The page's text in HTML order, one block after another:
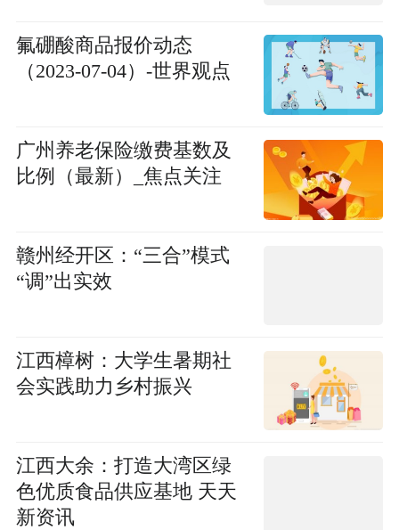
氟硼酸商品报价动态
（2023-07-04）-世界观点
广州养老保险缴费基数及
比例（最新）_焦点关注
赣州经开区：“三合”模式
“调”出实效
江西樟树：大学生暑期社
会实践助力乡村振兴
江西大余：打造大湾区绿
色优质食品供应基地 天天
新资讯